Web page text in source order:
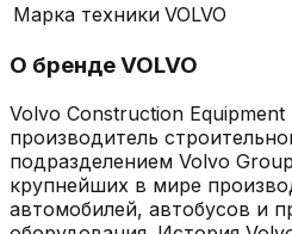
Марка техники VOLVO
О брендеVOLVO
Volvo Construction
производитель
подразделением Volvo
крупнейших в мире
автомобилей, автобусов и